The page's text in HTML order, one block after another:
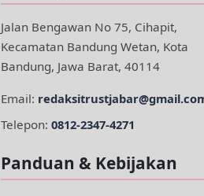
Jalan Bengawan No 75, Cihapit,
Kecamatan Bandung Wetan, Kota
Bandung, Jawa Barat, 40114
Email:
Telepon: 0812-2347-4271
Panduan & Kebijakan